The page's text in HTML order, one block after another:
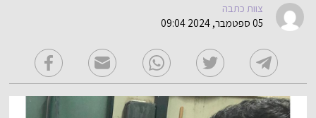
צוות כתבה
05 ספטמבר, 2024 09:04